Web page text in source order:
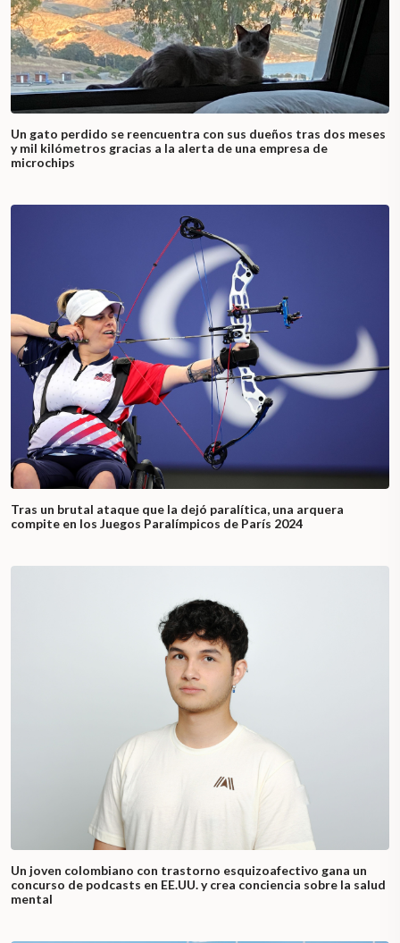
Un gato perdido se reencuentra con sus dueños tras dos meses
y mil kilómetros gracias a la alerta de una empresa de
microchips
Tras un brutal ataque que la dejó paralítica, una arquera
compite en los Juegos Paralímpicos de París 2024
Un joven colombiano con trastorno esquizoafectivo gana un
concurso de podcasts en EE.UU. y crea conciencia sobre la salud
mental